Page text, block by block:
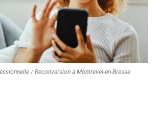
/ Reconversion à Montrevel-en-Bresse